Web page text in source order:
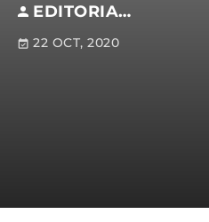
EDITORIAL S.M
22 OCT, 2020